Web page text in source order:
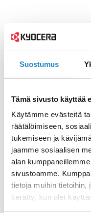
Suostumus
Tämä sivusto käyttää
Käytämme evästeitä
räätälöimiseen,
tukemiseen ja
jaamme sosiaalisen
alan
sivustoamme.
tietoja muihin tietoihin,
kerätty, kun olet